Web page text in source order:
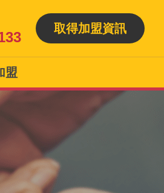
取得加盟資訊
盟